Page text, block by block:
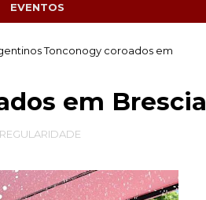
EVENTOS
Tonconogy coroados em
em Brescia
REGULARIDADE